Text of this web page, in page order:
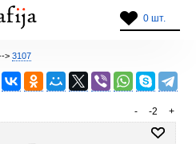
0 шт.
> 3107
+
-2
-